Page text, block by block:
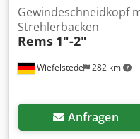
Wiefelstede 282 km
Gewindeschneidkopf
Strehlerbacken
Rems 1"-2"
Anfragen